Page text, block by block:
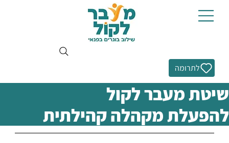
לתרומה
שיטת מעבר לקול
להפעלת מקהלה קהילתית